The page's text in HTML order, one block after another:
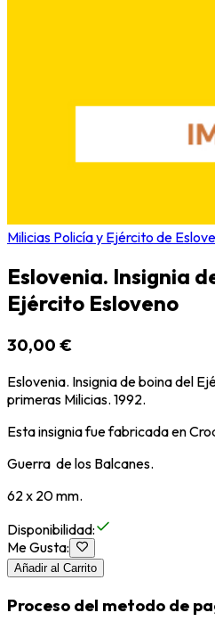
Milicias Policía y Ejército de
Eslovenia. Insignia
Ejército Esloveno
30,00 €
Eslovenia. Insignia de boina del
primeras Milicias. 1992.
Esta insignia fue fabricada en
Guerra de los Balcanes.
62 x 20 mm.
Disponibilidad:
Me Gusta:
Añadir al Carrito
Proceso del metodo de